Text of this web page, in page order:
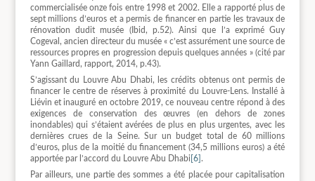
commercialisée onze fois entre 1998 et 2002. Elle a rapporté plus de
sept millions d’euros et a permis de financer en partie les travaux de
rénovation dudit musée (Ibid, p.52). Ainsi que l’a exprimé Guy
Cogeval, ancien directeur du musée « c’est assurément une source de
ressources propres en progression depuis quelques années » (cité par
Yann Gaillard, rapport, 2014, p.43).
S’agissant du Louvre Abu Dhabi, les crédits obtenus ont permis de
financer le centre de réserves à proximité du Louvre-Lens. Installé à
Liévin et inauguré en octobre 2019, ce nouveau centre répond à des
exigences de conservation des œuvres (en dehors de zones
inondables) qui s’étaient avérées de plus en plus urgentes, avec les
dernières crues de la Seine. Sur un budget total de 60 millions
d’euros, plus de la moitié du financement (34,5 millions euros) a été
apportée par l’accord du Louvre Abu Dhabi [6] .
Par ailleurs, une partie des sommes a été placée pour capitalisation